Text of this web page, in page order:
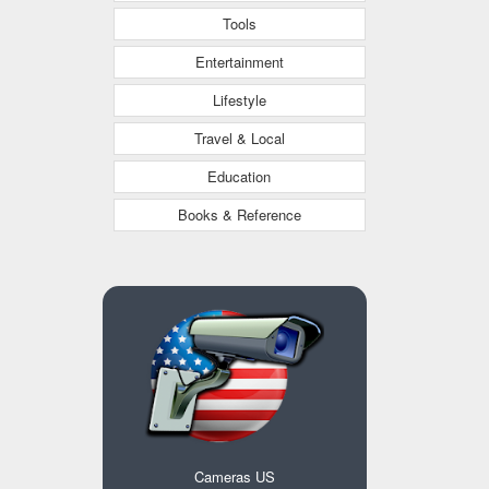
Tools
Entertainment
Lifestyle
Travel & Local
Education
Books & Reference
Cameras US